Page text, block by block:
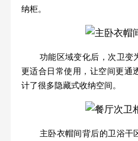
纳柜。
功能区域变化后，次卫变
更适合日常使用，让空间更通
计了很多隐藏式收纳空间。
主卧衣帽间背后的卫浴干